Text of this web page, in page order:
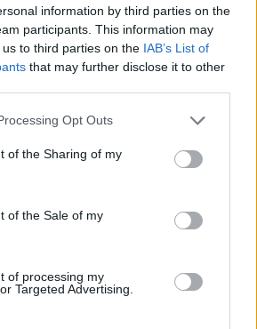
information by third parties on the
participants. This information may
to third parties on the IAB’s List of
that may further disclose it to other
website/app uses one or more Google
or usage behaviour. You may click to
to Google and its third-party tags to
specified purposes in below Google
Opt Outs
of the Sharing of my
of the Sale of my
of processing my
Targeted Advertising.